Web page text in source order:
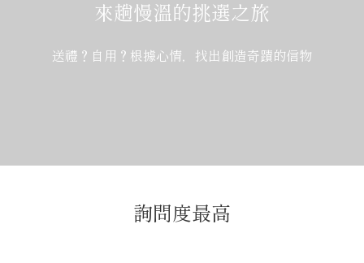
來趟慢溫的挑選之旅
送禮？自用？根據心情，找出創造奇蹟的信物
詢問度最高